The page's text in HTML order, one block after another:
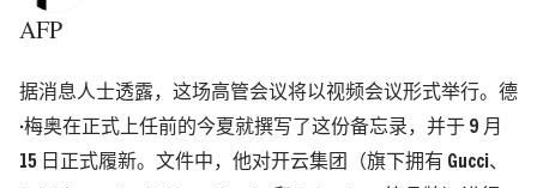
AFP
据消息人士透露，这场高管会议将以视频会议形式举行。德
·梅奥在正式上任前的今夏就撰写了这份备忘录，并于 9 月
15 日正式履新。文件中，他对开云集团（旗下拥有 Gucci、